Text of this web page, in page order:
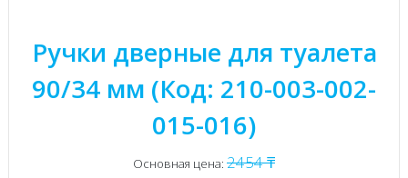
Ручки дверные для туалета
90/34 мм (Код: 210-003-002-
015-016)
Основная цена: 2454 ₸